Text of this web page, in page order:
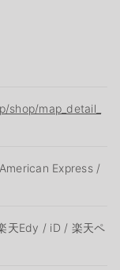
map_detail_
Express /
天Edy / iD / 楽天ペ